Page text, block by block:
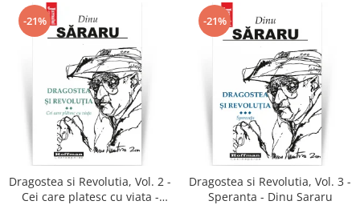
-21%
Dragostea si Revolutia, Vol. 2 -
Cei care platesc cu viata -
-21%
Dragostea si Revolutia, Vol. 3 -
Speranta - Dinu Sararu